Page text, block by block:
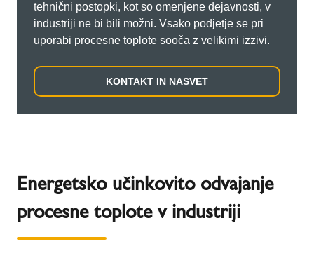
tehnični postopki, kot so omenjene dejavnosti, v
industriji ne bi bili možni. Vsako podjetje se pri
uporabi procesne toplote sooča z velikimi izzivi.
KONTAKT IN NASVET
Energetsko učinkovito odvajanje
procesne toplote v industriji